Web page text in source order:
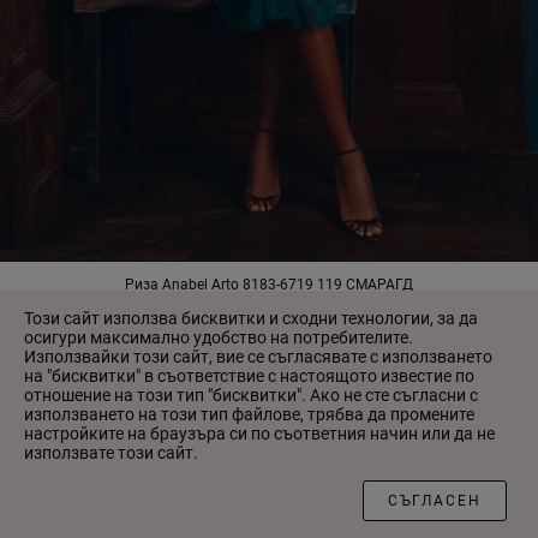
Риза Anabel Arto 8183-6719 119 СМАРАГД
НОВО НОВО
Този сайт използва бисквитки и сходни технологии, за да
осигури максимално удобство на потребителите.
Използвайки този сайт, вие се съгласявате с използването
на "бисквитки" в съответствие с настоящото известие по
отношение на този тип "бисквитки". Ако не сте съгласни с
използването на този тип файлове, трябва да промените
настройките на браузъра си по съответния начин или да не
използвате този сайт.
СЪГЛАСЕН